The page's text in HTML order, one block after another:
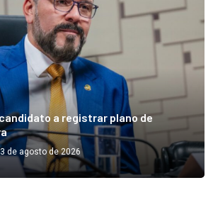
candidato a registrar plano de
3 de agosto de 2026